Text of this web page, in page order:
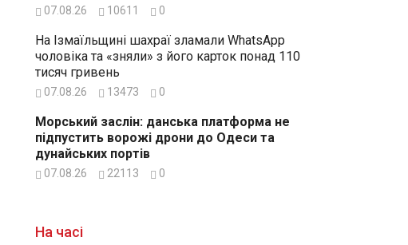
07.08.26 10611 0
На Ізмаїльщині шахраї зламали WhatsApp
чоловіка та «зняли» з його карток понад 110
тисяч гривень
07.08.26 13473 0
Морський заслін: данська платформа не
підпустить ворожі дрони до Одеси та
дунайських портів
07.08.26 22113 0
На часі